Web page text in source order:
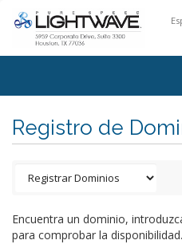
Registro de
Encuentra un dominio,
para comprobar la disponibilidad.